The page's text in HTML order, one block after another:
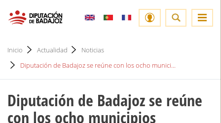
Inicio Actualidad
Noticias
Diputación de Badajoz se reúne con los ocho munici...
Diputación de Badajoz se reúne
con los ocho municipios